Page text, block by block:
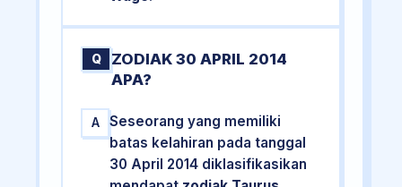
Q
ZODIAK 30 APRIL 2014
APA?
A
Seseorang yang memiliki
batas kelahiran pada tanggal
30 April 2014 diklasifikasikan